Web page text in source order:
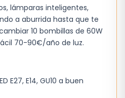
lámparas inteligentes,
a aburrida hasta que te
10 bombillas de 60W
70-90€/año de luz.
E27, E14, GU10 a buen